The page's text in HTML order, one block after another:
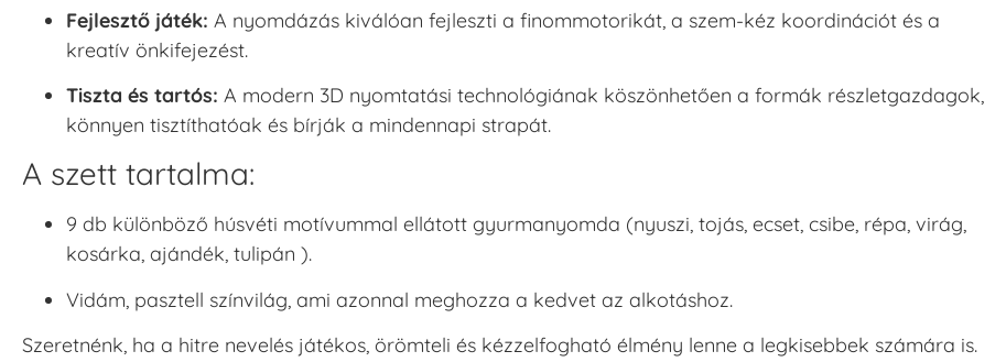
Fejlesztő játék: A nyomdázás kiválóan fejleszti a finommotorikát, a szem-kéz koordinációt és a
kreatív önkifejezést.
Tiszta és tartós: A modern 3D nyomtatási technológiának köszönhetően a formák részletgazdagok,
könnyen tisztíthatóak és bírják a mindennapi strapát.
A szett tartalma:
9 db különböző húsvéti motívummal ellátott gyurmanyomda (nyuszi, tojás, ecset, csibe, répa, virág,
kosárka, ajándék, tulipán ).
Vidám, pasztell színvilág, ami azonnal meghozza a kedvet az alkotáshoz.
Szeretnénk, ha a hitre nevelés játékos, örömteli és kézzelfogható élmény lenne a legkisebbek számára is.